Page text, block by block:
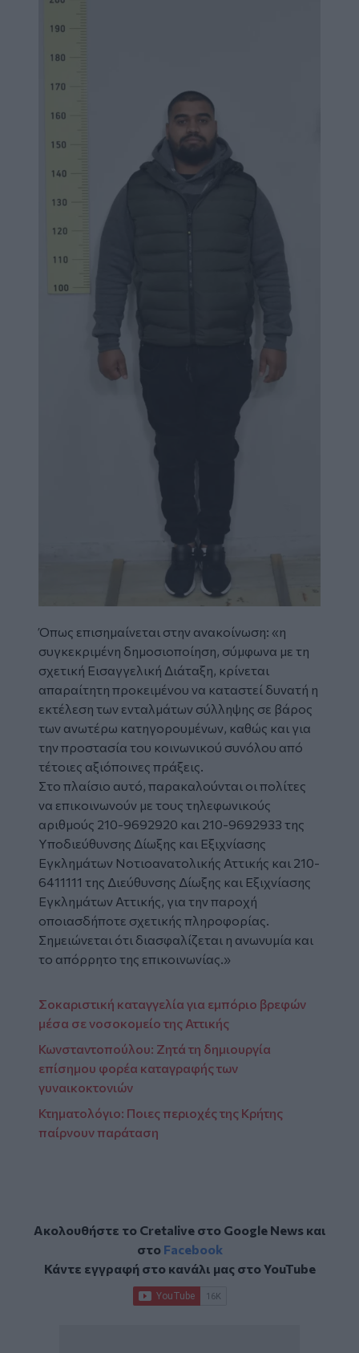
Όπως επισημαίνεται στην ανακοίνωση: «η
συγκεκριμένη δημοσιοποίηση, σύμφωνα με τη
σχετική Εισαγγελική Διάταξη, κρίνεται
απαραίτητη προκειμένου να καταστεί δυνατή η
εκτέλεση των ενταλμάτων σύλληψης σε βάρος
των ανωτέρω κατηγορουμένων, καθώς και για
την προστασία του κοινωνικού συνόλου από
τέτοιες αξιόποινες πράξεις.
Στο πλαίσιο αυτό, παρακαλούνται οι πολίτες
να επικοινωνούν με τους τηλεφωνικούς
αριθμούς 210-9692920 και 210-9692933 της
Υποδιεύθυνσης Δίωξης και Εξιχνίασης
Εγκλημάτων Νοτιοανατολικής Αττικής και 210-
6411111 της Διεύθυνσης Δίωξης και Εξιχνίασης
Εγκλημάτων Αττικής, για την παροχή
οποιασδήποτε σχετικής πληροφορίας.
Σημειώνεται ότι διασφαλίζεται η ανωνυμία και
το απόρρητο της επικοινωνίας.»
Σοκαριστική καταγγελία για εμπόριο βρεφών
μέσα σε νοσοκομείο της Αττικής
Κωνσταντοπούλου: Ζητά τη δημιουργία
επίσημου φορέα καταγραφής των
γυναικοκτονιών
Κτηματολόγιο: Ποιες περιοχές της Κρήτης
παίρνουν παράταση
Ακολουθήστε το Cretalive στο Google Newsκαι
στο Facebook
Κάντε εγγραφή στο κανάλι μας στοYouTube